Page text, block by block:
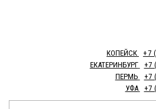
КОПЕЙСК
+7
ЕКАТЕРИНБУРГ
+7
ПЕРМЬ
+7
УФА
+7